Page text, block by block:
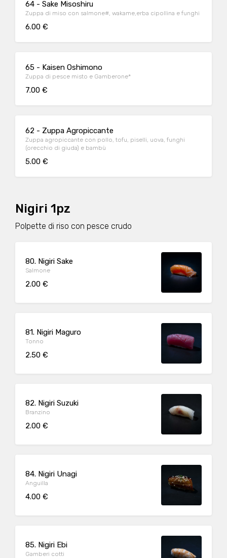
64 - Sake Misoshiru
Zuppa di miso con salmone#, wakame,erba cipollina e funghi
6.00 €
65 - Kaisen Oshimono
Zuppa di pesce misto e Gamberone*
7.00 €
62 - Zuppa Agropiccante
Zuppa agropiccante con pollo, tofu, piselli, uova, funghi
(orecchio di giuda) e bambù
5.00 €
Nigiri 1pz
Polpette di riso con pesce crudo
80. Nigiri Sake
Salmone
2.00 €
81. Nigiri Maguro
Tonno
2.50 €
82. Nigiri Suzuki
Branzino
2.00 €
84. Nigiri Unagi
Anguilla
4.00 €
85. Nigiri Ebi
Gamberi cotti